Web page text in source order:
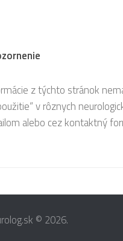
z týchto stránok
v rôznych
alebo cez kontaktný
© 2026.